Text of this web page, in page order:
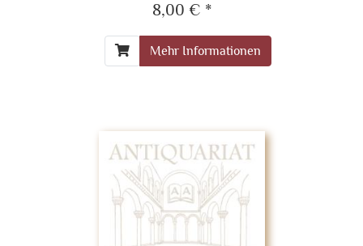
8,00 € *
Mehr Informationen